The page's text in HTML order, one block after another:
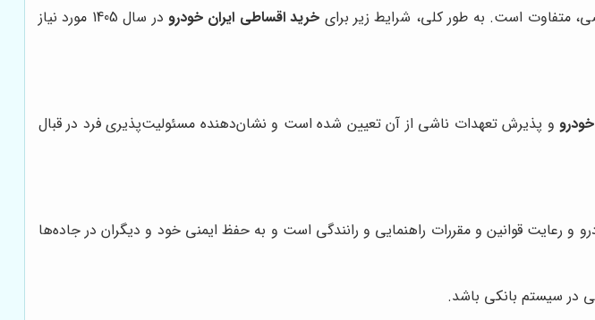
متفاوت است. به طور کلی، شرایط زیر برای خرید اقساطی ایران خودرو
در سال 1405 مورد نیاز
و پذیرش تعهدات ناشی از آن تعیین شده است و نشان‌دهنده مسئولیت‌پذیری فرد در قبال
و رعایت قوانین و مقررات راهنمایی و رانندگی است و به حفظ ایمنی خود و دیگران در جاده‌ها
در سیستم بانکی باشد.